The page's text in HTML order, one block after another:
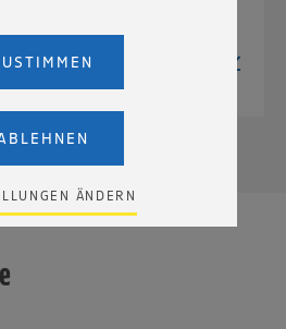
YouTube und Vimeo zu ändern,
Adresse, Zeitstempel, ggf.
Webseite) an die Anbieter der
in den USA übermittelt und
Der EuGH sieht die USA als Land
an. Es besteht das
US-amerikanische Behörden.
genau, wie die Anbieter der
Daten verarbeiten. Weitere
sowie in unserer Cookie
„YouTube” und „Vimeo”.
ÄNDERN
x 600px